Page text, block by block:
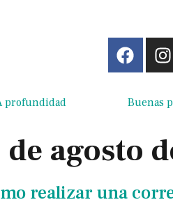
profundidad Buenas
de agosto
realizar una